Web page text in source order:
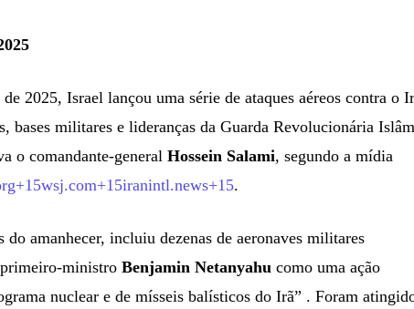
2025, Israel lançou uma série de ataques aéreos contra o
bases militares e lideranças da Guarda Revolucionária
o comandante-generalHossein Salami, segundo a mídia
.
amanhecer, incluiu dezenas de aeronaves militares
primeiro-ministroBenjamin Netanyahu como uma ação
nuclear e de mísseis balísticos do Irã” . Foram